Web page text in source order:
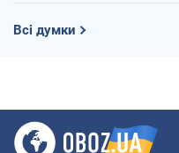
Всі думки